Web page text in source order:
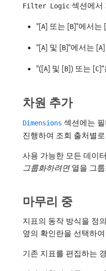
Filter Logic 섹션에서
"[A] 또는 [B]"에서는 [
"[A] 및 [B]"에서는 [A
"([A] 및 [B]) 또는 [C]"
차원 추가
Dimensions 섹션에는
진행하여 조회 출처별
사용 가능한 모든 데이
그룹화하려면열을 그룹
마무리 중
지표의 동작 방식을 정
옆의 확인란을 선택하
기존 지표를 편집하는